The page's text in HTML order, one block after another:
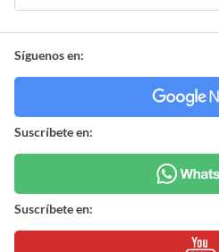
Síguenos en:
Suscríbete en:
Suscríbete en: